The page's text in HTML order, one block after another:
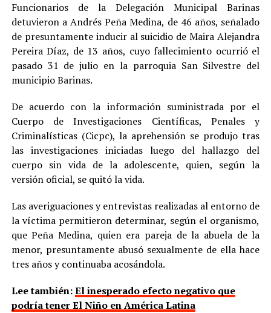
Funcionarios de la Delegación Municipal Barinas
detuvieron a Andrés Peña Medina, de 46 años, señalado
de presuntamente inducir al suicidio de Maira Alejandra
Pereira Díaz, de 13 años, cuyo fallecimiento ocurrió el
pasado 31 de julio en la parroquia San Silvestre del
municipio Barinas.
De acuerdo con la información suministrada por el
Cuerpo de Investigaciones Científicas, Penales y
Criminalísticas (Cicpc), la aprehensión se produjo tras
las investigaciones iniciadas luego del hallazgo del
cuerpo sin vida de la adolescente, quien, según la
versión oficial, se quitó la vida.
Las averiguaciones y entrevistas realizadas al entorno de
la víctima permitieron determinar, según el organismo,
que Peña Medina, quien era pareja de la abuela de la
menor, presuntamente abusó sexualmente de ella hace
tres años y continuaba acosándola.
Lee también:El inesperado efecto negativo que
podría tener El Niño en América Latina